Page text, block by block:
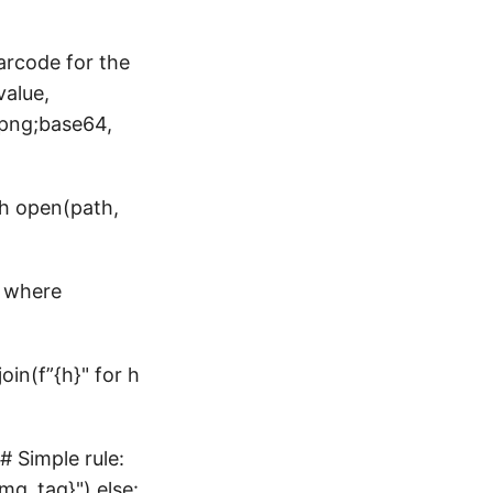
for the
open(path,
where
{h}" for h
Simple rule: